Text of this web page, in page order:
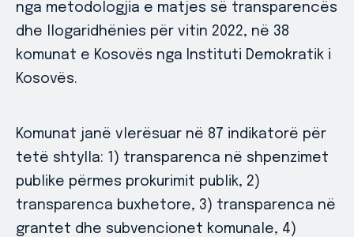
nga metodologjia e matjes së transparencës
dhe llogaridhënies për vitin 2022, në 38
komunat e Kosovës nga Instituti Demokratik i
Kosovës.
Komunat janë vlerësuar në 87 indikatorë për
tetë shtylla: 1) transparenca në shpenzimet
publike përmes prokurimit publik, 2)
transparenca buxhetore, 3) transparenca në
grantet dhe subvencionet komunale, 4)